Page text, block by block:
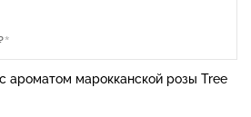
*
ароматом марокканской розы Tree